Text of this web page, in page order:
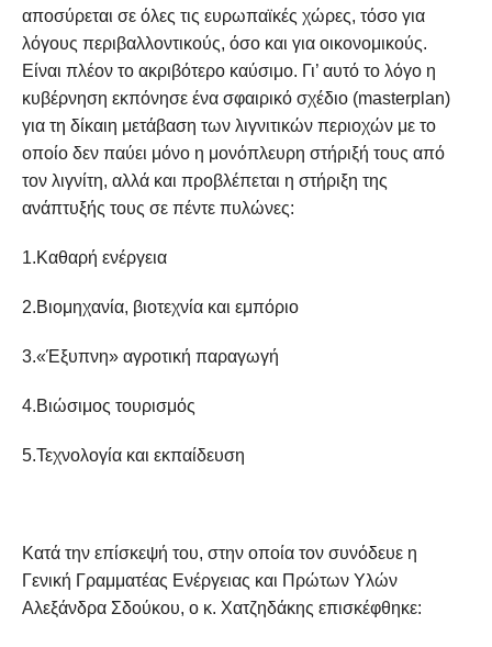
αποσύρεται σε όλες τις ευρωπαϊκές χώρες, τόσο για
λόγους περιβαλλοντικούς, όσο και για οικονομικούς.
Είναι πλέον το ακριβότερο καύσιμο. Γι’ αυτό το λόγο η
κυβέρνηση εκπόνησε ένα σφαιρικό σχέδιο (masterplan)
για τη δίκαιη μετάβαση των λιγνιτικών περιοχών με το
οποίο δεν παύει μόνο η μονόπλευρη στήριξή τους από
τον λιγνίτη, αλλά και προβλέπεται η στήριξη της
ανάπτυξής τους σε πέντε πυλώνες:
1.Καθαρή ενέργεια
2.Βιομηχανία, βιοτεχνία και εμπόριο
3.«Έξυπνη» αγροτική παραγωγή
4.Βιώσιμος τουρισμός
5.Τεχνολογία και εκπαίδευση
Κατά την επίσκεψή του, στην οποία τον συνόδευε η
Γενική Γραμματέας Ενέργειας και Πρώτων Υλών
Αλεξάνδρα Σδούκου, ο κ. Χατζηδάκης επισκέφθηκε: